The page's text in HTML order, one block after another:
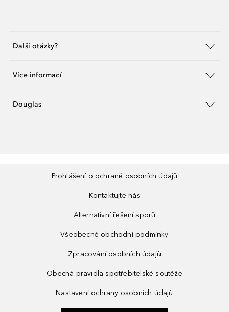
Další otázky?
Více informací
Douglas
Prohlášení o ochraně osobních údajů
Kontaktujte nás
Alternativní řešení sporů
Všeobecné obchodní podmínky
Zpracování osobních údajů
Obecná pravidla spotřebitelské soutěže
Nastavení ochrany osobních údajů